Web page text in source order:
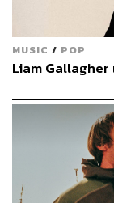
MUSIC / POP
Liam Gallagher